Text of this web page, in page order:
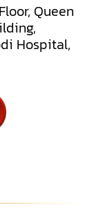
Queen
Hospital,